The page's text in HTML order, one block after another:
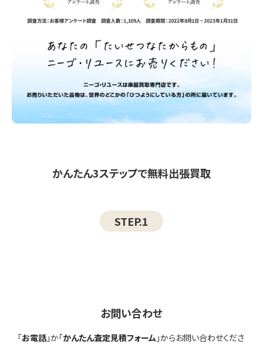
かんたん3ステップで無料出張買取
STEP.1
お問い合わせ
「お電話 」か「かんたん査定見積フォーム 」からお問い合わせくださ